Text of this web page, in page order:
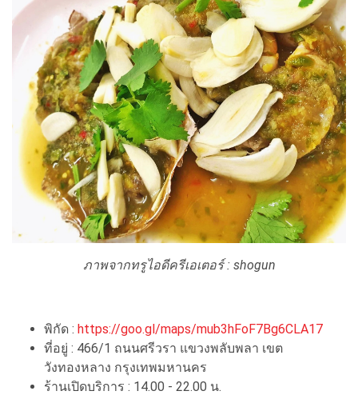
ภาพจากทรูไอดีครีเอเตอร์ :shogun
พิกัด : https://goo.gl/maps/mub3hFoF7Bg6CLA17
ที่อยู่ : 466/1 ถนนศรีวรา แขวงพลับพลา เขต
วังทองหลาง กรุงเทพมหานคร
ร้านเปิดบริการ : 14.00 - 22.00 น.